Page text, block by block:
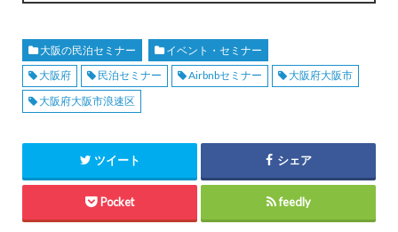
大阪の民泊セミナー
イベント・セミナー
大阪府
民泊セミナー Airbnbセミナー
大阪府大阪市
大阪府大阪市浪速区
ツイート シェア
Pocket feedly